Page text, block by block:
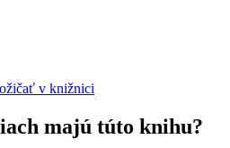
v knižnici
majú túto knihu?